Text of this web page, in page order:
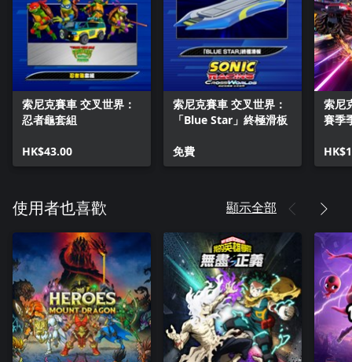
© Mojang AB. / ⒸATLUS. ⒸSEGA. / © 2026 Viacom
International Inc. All Rights Reserved. Nickelodeon, SpongeBob
SquarePants, Teenage Mutant Ninja Turtles, Avatar Legends and
all related titles, logos and characters are trademarks of Viacom
International Inc. SpongeBob SquarePants created by Steven
Hillenburg. / PAC-MAN™& ©Bandai Namco Entertainment Inc. /
©CAPCOM
索尼克賽車 交叉世界：
忍者龜套組
HK$43.00
索尼克賽車 交叉世界：
「Blue Star」終極滑板
免費
索尼
賽季
使用者也喜歡 顯示全部